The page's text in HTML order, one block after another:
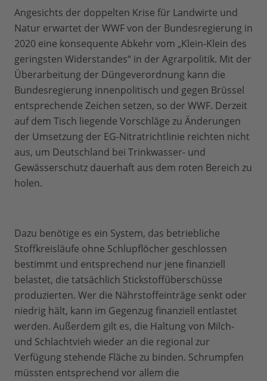
Angesichts der doppelten Krise für Landwirte und
Natur erwartet der WWF von der Bundesregierung in
2020 eine konsequente Abkehr vom „Klein-Klein des
geringsten Widerstandes“ in der Agrarpolitik. Mit der
Überarbeitung der Düngeverordnung kann die
Bundesregierung innenpolitisch und gegen Brüssel
entsprechende Zeichen setzen, so der WWF. Derzeit
auf dem Tisch liegende Vorschläge zu Änderungen
der Umsetzung der EG-Nitratrichtlinie reichten nicht
aus, um Deutschland bei Trinkwasser- und
Gewässerschutz dauerhaft aus dem roten Bereich zu
holen.
Dazu benötige es ein System, das betriebliche
Stoffkreisläufe ohne Schlupflöcher geschlossen
bestimmt und entsprechend nur jene finanziell
belastet, die tatsächlich Stickstoffüberschüsse
produzierten. Wer die Nährstoffeinträge senkt oder
niedrig hält, kann im Gegenzug finanziell entlastet
werden. Außerdem gilt es, die Haltung von Milch-
und Schlachtvieh wieder an die regional zur
Verfügung stehende Fläche zu binden. Schrumpfen
müssten entsprechend vor allem die